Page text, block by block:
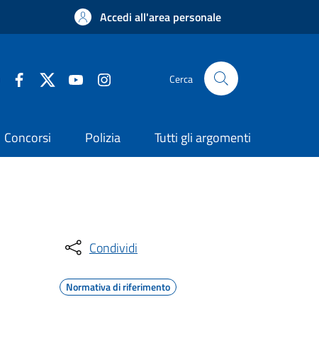
Accedi all'area personale
Cerca
Concorsi Polizia Tutti gli argomenti
Condividi
Normativa di riferimento